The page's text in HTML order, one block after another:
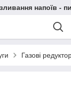
напоїв -
Газові